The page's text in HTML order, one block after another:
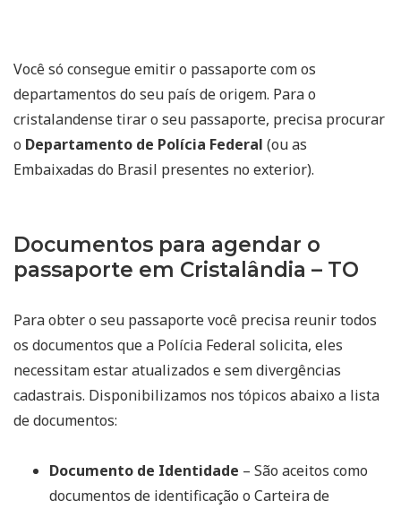
Você só consegue emitir o passaporte com os
departamentos do seu país de origem. Para o
cristalandense tirar o seu passaporte, precisa procurar
o Departamento de Polícia Federal (ou as
Embaixadas do Brasil presentes no exterior).
Documentos para agendar o
passaporte em Cristalândia – TO
Para obter o seu passaporte você precisa reunir todos
os documentos que a Polícia Federal solicita, eles
necessitam estar atualizados e sem divergências
cadastrais. Disponibilizamos nos tópicos abaixo a lista
de documentos:
Documento de Identidade – São aceitos como
documentos de identificação o Carteira de